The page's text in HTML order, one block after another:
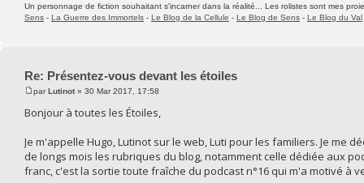
Un personnage de fiction souhaitant s'incarner dans la réalité... Les rolistes sont mes
Sens - La Guerre des Immortels - Le Blog de la Cellule - Le Blog de Sens - Le Blog du Val
Re: Présentez-vous devant les étoiles
parLutinot » 30 Mar 2017, 17:58
Bonjour à toutes les Étoiles,
Je m'appelle Hugo, Lutinot sur le web, Luti pour les familiers. Je
de longs mois les rubriques du blog, notamment celle dédiée aux
franc, c'est la sortie toute fraîche du podcast n°16 qui m'a motivé à